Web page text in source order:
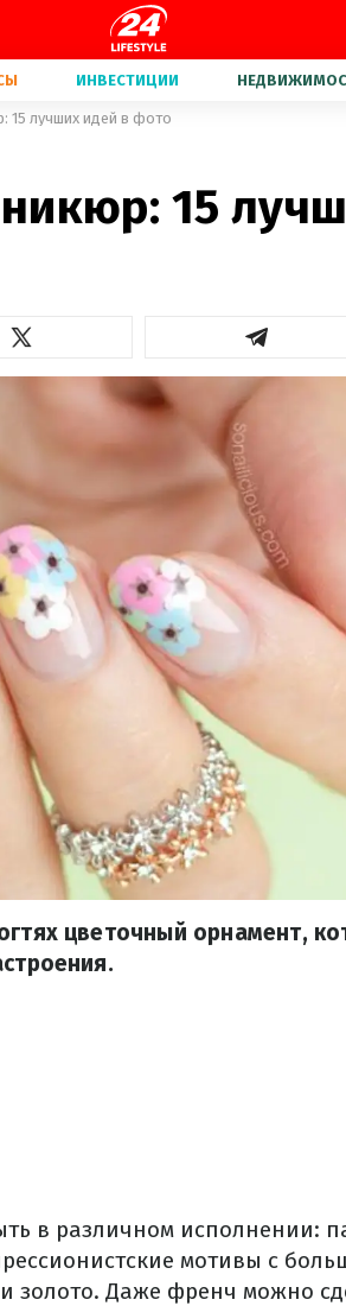
ИНВЕСТИЦИИ
15 лучших идей в фото
15
цветочный орнамент,
в различном исполнении:
мотивы с
золото. Даже френч можно